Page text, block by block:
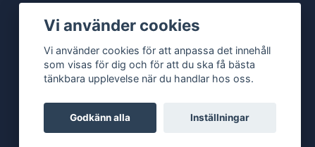
Vi använder cookies
Vi använder cookies för att anpassa det innehåll
som visas för dig och för att du ska få bästa
tänkbara upplevelse när du handlar hos oss.
Godkänn alla Inställningar